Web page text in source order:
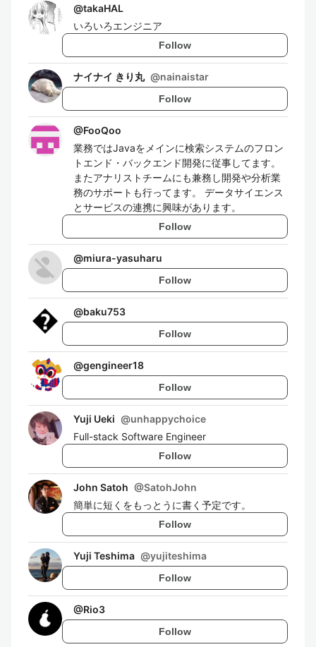
@takaHAL
いろいろエンジニア
Follow
ナイナイ きり丸 @nainaistar
Follow
@FooQoo
業務ではJavaをメインに検索システムのフロン
トエンド・バックエンド開発に従事してます。
またアナリストチームにも兼務し開発や分析業
務のサポートも行ってます。 データサイエンス
とサービスの連携に興味があります。
Follow
@miura-yasuharu
Follow
@baku753
Follow
@gengineer18
Follow
Yuji Ueki @unhappychoice
Full-stack Software Engineer
Follow
John Satoh @SatohJohn
簡単に短くをもっとうに書く予定です。
Follow
Yuji Teshima @yujiteshima
Follow
@Rio3
Follow